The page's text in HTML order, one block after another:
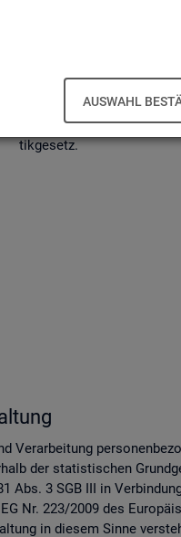
AUSWAHL
Sta­tis­ti­sche
und die
tik­ge­setz.
Ver­ar­bei­tung
der sta­tis­ti­schen
3 SGB III in
Nr. 223/2009 des
in die­sem Sinne